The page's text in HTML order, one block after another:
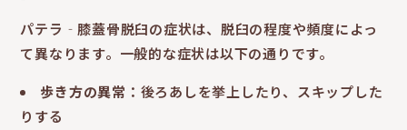
パテラ‐膝蓋骨脱臼の症状は、脱臼の程度や頻度によっ
て異なります。一般的な症状は以下の通りです。
歩き方の異常 ：後ろあしを挙上したり、スキップした
りする